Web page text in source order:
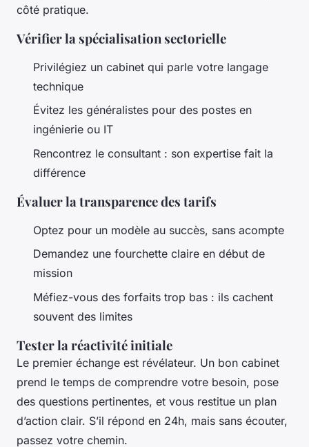
côté pratique.
Vérifier la spécialisation sectorielle
Privilégiez un cabinet qui parle votre langage
technique
Évitez les généralistes pour des postes en
ingénierie ou IT
Rencontrez le consultant : son expertise fait la
différence
Évaluer la transparence des tarifs
Optez pour un modèle au succès, sans acompte
Demandez une fourchette claire en début de
mission
Méfiez-vous des forfaits trop bas : ils cachent
souvent des limites
Tester la réactivité initiale
Le premier échange est révélateur. Un bon cabinet
prend le temps de comprendre votre besoin, pose
des questions pertinentes, et vous restitue un plan
d’action clair. S’il répond en 24h, mais sans écouter,
passez votre chemin.